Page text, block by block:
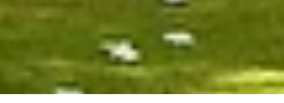
sociétal Le Design Humain n’est pas qu’un outil
connaissance de soi :c’est aussi un outil de
à soi , à travers le déconditionnement des attentes
sociales. Il permet de comprendre pourquoi,
parfois, on ne fonctionne pas “comme tout le